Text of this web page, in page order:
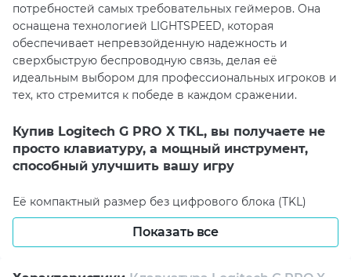
потребностей самых требовательных геймеров. Она
оснащена технологией LIGHTSPEED, которая
обеспечивает непревзойденную надежность и
сверхбыструю беспроводную связь, делая её
идеальным выбором для профессиональных игроков и
тех, кто стремится к победе в каждом сражении.
Купив Logitech G PRO X TKL, вы получаете не
просто клавиатуру, а мощный инструмент,
способный улучшить вашу игру
Её компактный размер без цифрового блока (TKL)
освобождает больше места на рабочем столе для
более свободного перемещения мыши, что особенно
оснащена тактильными переключателями,
Показать все